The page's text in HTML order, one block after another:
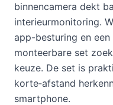
binnencamera dekt
interieurmonitoring.
app-besturing en
monteerbare set
keuze. De set is
korte‑afstand
smartphone.